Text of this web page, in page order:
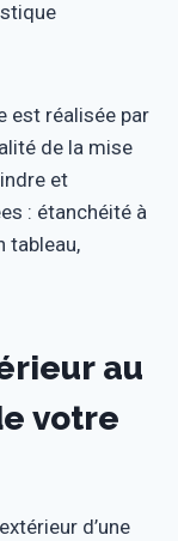
est réalisée par
de la mise
et
: étanchéité à
tableau,
au
votre
d’une